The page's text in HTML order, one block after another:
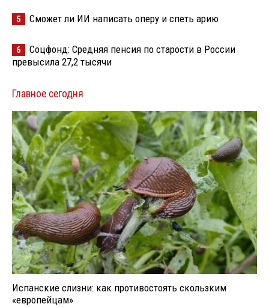
5 Сможет ли ИИ написать оперу и спеть арию
6
Соцфонд: Средняя пенсия по старости в России
превысила 27,2 тысячи
Главное сегодня
Испанские слизни: как противостоять скользким
«европейцам»